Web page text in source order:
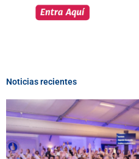
Noticias recientes